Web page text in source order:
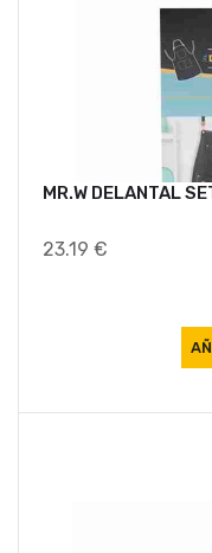
MR.W DELANTAL
23.19 €